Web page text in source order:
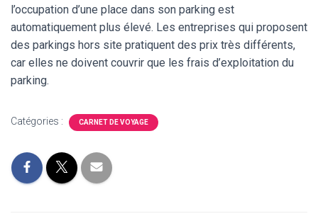
l’occupation d’une place dans son parking est
automatiquement plus élevé. Les entreprises qui proposent
des parkings hors site pratiquent des prix très différents,
car elles ne doivent couvrir que les frais d’exploitation du
parking.
Catégories : CARNET DE VOYAGE